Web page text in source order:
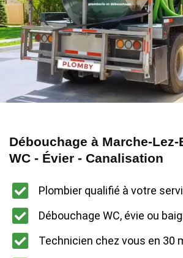
Débouchage à Marche-
WC - Évier - Canalisation
Plombier qualifié à votre
Débouchage WC, évie ou
Technicien chez vous en 30